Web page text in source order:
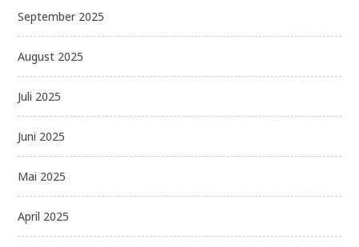
September 2025
August 2025
Juli 2025
Juni 2025
Mai 2025
April 2025